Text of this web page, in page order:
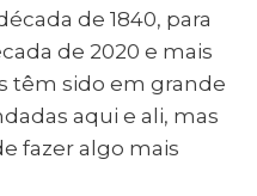
de 1840, para
de 2020 e mais
têm sido em grande
aqui e ali, mas
fazer algo mais